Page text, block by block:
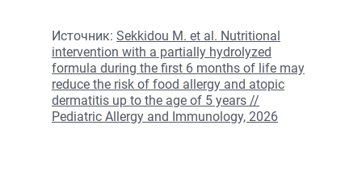
Источник: Sekkidou M. et al. Nutritional
intervention with a partially hydrolyzed
formula during the first 6 months of life may
reduce the risk of food allergy and atopic
dermatitis up to the age of 5 years //
Pediatric Allergy and Immunology, 2026